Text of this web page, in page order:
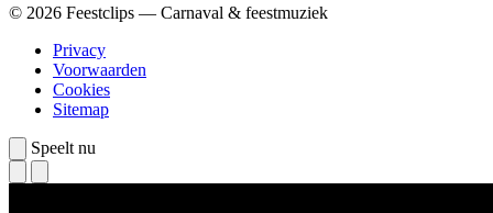
© 2026 Feestclips — Carnaval & feestmuziek
Privacy
Voorwaarden
Cookies
Sitemap
Speelt nu